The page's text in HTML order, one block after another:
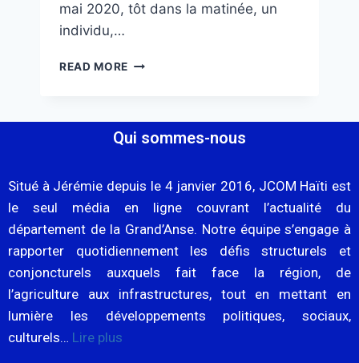
mai 2020, tôt dans la matinée, un
individu,…
READ MORE
Qui sommes-nous
Situé à Jérémie depuis le 4 janvier 2016, JCOM Haïti est
le seul média en ligne couvrant l’actualité du
département de la Grand’Anse. Notre équipe s’engage à
rapporter quotidiennement les défis structurels et
conjoncturels auxquels fait face la région, de
l’agriculture aux infrastructures, tout en mettant en
lumière les développements politiques, sociaux,
culturels… Lire plus